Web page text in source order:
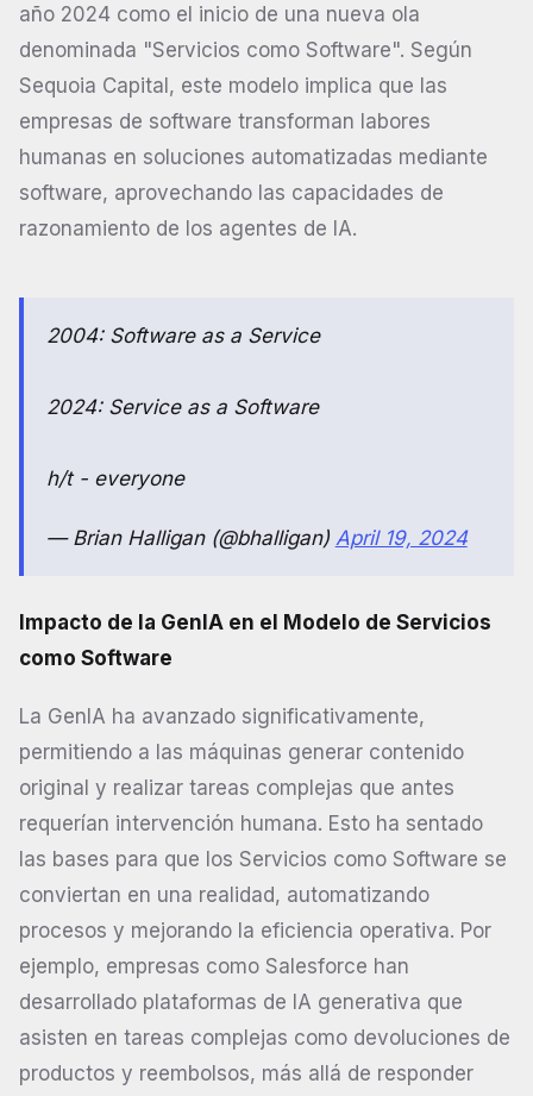
año 2024 como el inicio de una nueva ola
denominada "Servicios como Software". Según
Sequoia Capital, este modelo implica que las
empresas de software transforman labores
humanas en soluciones automatizadas mediante
software, aprovechando las capacidades de
razonamiento de los agentes de IA.
2004: Software as a Service
2024: Service as a Software
h/t - everyone
— Brian Halligan (@bhalligan) April 19, 2024
Impacto de la GenIA en el Modelo de Servicios
como Software
La GenIA ha avanzado significativamente,
permitiendo a las máquinas generar contenido
original y realizar tareas complejas que antes
requerían intervención humana. Esto ha sentado
las bases para que los Servicios como Software se
conviertan en una realidad, automatizando
procesos y mejorando la eficiencia operativa. Por
ejemplo, empresas como Salesforce han
desarrollado plataformas de IA generativa que
asisten en tareas complejas como devoluciones de
productos y reembolsos, más allá de responder